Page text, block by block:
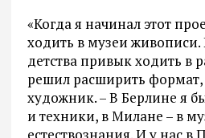
«Когда я начинал этот
ходить в музеи живописи.
детства привык ходить в
решил расширить формат,
художник. – В Берлине я
и техники, в Милане – в